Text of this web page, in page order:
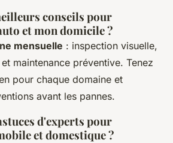
conseils pour
et mon domicile ?
mensuelle : inspection visuelle,
maintenance préventive. Tenez
pour chaque domaine et
avant les pannes.
d'experts pour
et domestique ?